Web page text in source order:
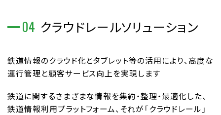
04 クラウドレールソリューション
鉄道情報のクラウド化とタブレット等の活用により、高度な
運行管理と顧客サービス向上を実現します
鉄道に関するさまざまな情報を集約・整理・最適化した、
鉄道情報利用プラットフォーム、それが「クラウドレール」